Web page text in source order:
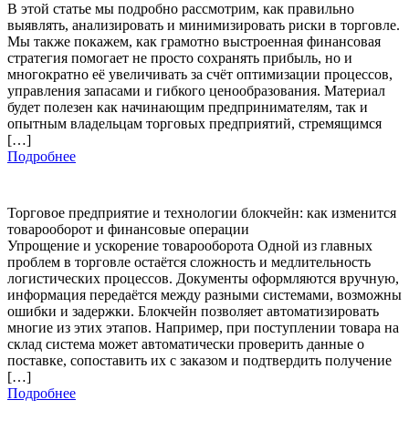
В этой статье мы подробно рассмотрим, как правильно
выявлять, анализировать и минимизировать риски в торговле.
Мы также покажем, как грамотно выстроенная финансовая
стратегия помогает не просто сохранять прибыль, но и
многократно её увеличивать за счёт оптимизации процессов,
управления запасами и гибкого ценообразования. Материал
будет полезен как начинающим предпринимателям, так и
опытным владельцам торговых предприятий, стремящимся
[…]
Подробнее
Торговое предприятие и технологии блокчейн: как изменится
товарооборот и финансовые операции
Упрощение и ускорение товарооборота Одной из главных
проблем в торговле остаётся сложность и медлительность
логистических процессов. Документы оформляются вручную,
информация передаётся между разными системами, возможны
ошибки и задержки. Блокчейн позволяет автоматизировать
многие из этих этапов. Например, при поступлении товара на
склад система может автоматически проверить данные о
поставке, сопоставить их с заказом и подтвердить получение
[…]
Подробнее